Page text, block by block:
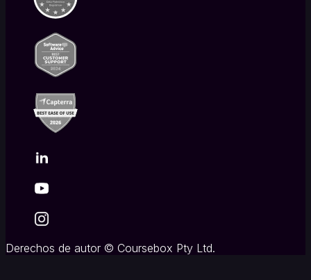
Derechos de autor © Coursebox Pty Ltd.